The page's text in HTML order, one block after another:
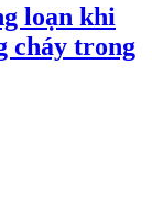
loạn khi
cháy trong